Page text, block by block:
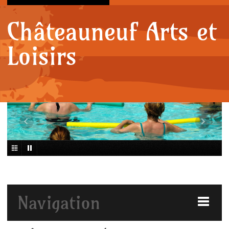
Châteauneuf Arts et
Loisirs
Navigation